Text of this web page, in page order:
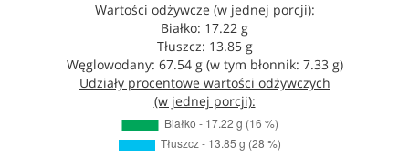
Wartości odżywcze (w jednej porcji):
Białko: 17.22 g
Tłuszcz: 13.85 g
Węglowodany: 67.54 g (w tym błonnik: 7.33 g)
Udziały procentowe wartości odżywczych
(w jednej porcji):